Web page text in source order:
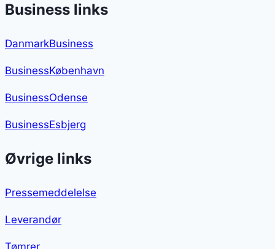
Business links
DanmarkBusiness
BusinessKøbenhavn
BusinessOdense
BusinessEsbjerg
Øvrige links
Pressemeddelelse
Leverandør